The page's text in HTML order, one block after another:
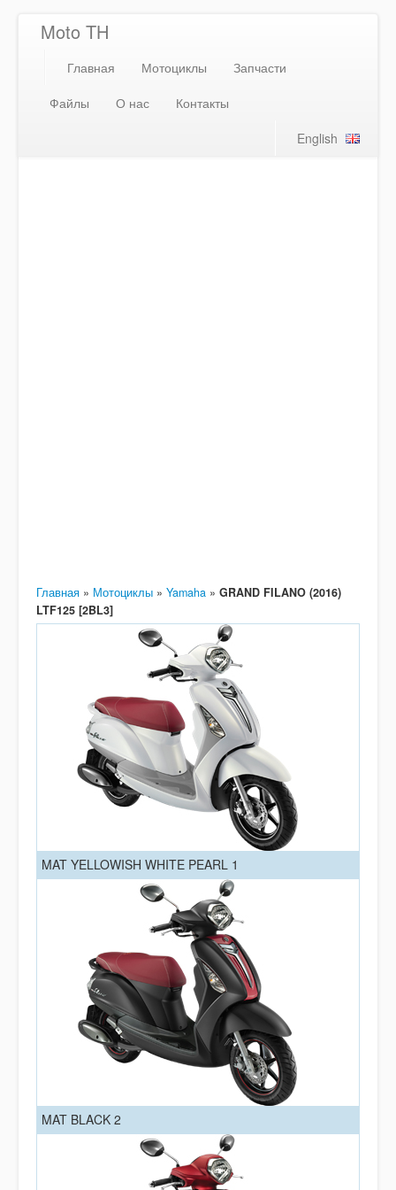
Moto TH
Главная Мотоциклы
Запчасти
Файлы
О нас
Контакты
English
Главная » Мотоциклы » Yamaha » GRAND FILANO (2016)
LTF125 [2BL3]
MAT YELLOWISH WHITE PEARL 1
MAT BLACK 2